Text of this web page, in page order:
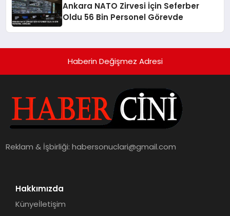
Ankara NATO Zirvesi İçin Seferber
Oldu 56 Bin Personel Görevde
Haberin Değişmez Adresi
Reklam & İşbirliği:habersonuclari@gmail.com
Hakkımızda
Künyeİletişim